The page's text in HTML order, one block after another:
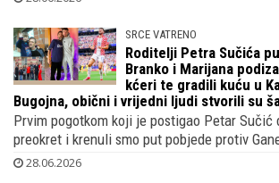
SRCE VATRENO
Roditelji Petra Sučića
Branko i Marijana
kćeri te gradili kuću u
Bugojna, obični i vrijedni ljudi stvorili su
Prvim pogotkom koji je postigao Petar Sučić
preokret i krenuli smo put pobjede protiv
28.06.2026